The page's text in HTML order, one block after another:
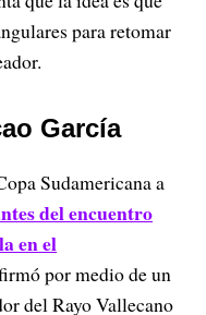
para retomar
García
Sudamericana a
del encuentro
en el
por medio de un
del Rayo Vallecano